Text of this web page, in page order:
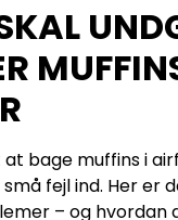
bage muffins i
fejl ind. Her er
– og hvordan